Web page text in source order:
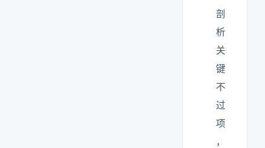
剖
析
关
键
不
过
项
，